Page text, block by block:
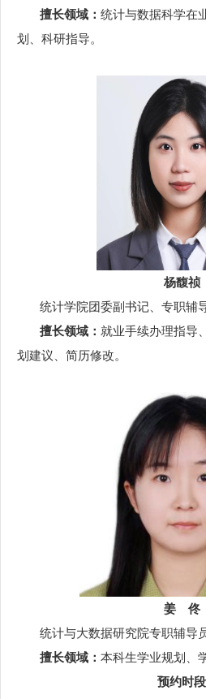
擅长领域： 统计与数据科学在
划、科研指导。
杨馥祯
统计学院团委副书记、专职辅
擅长领域： 就业手续办理指导
划建议、简历修改。
姜 佟
统计与大数据研究院专职辅导
擅长领域： 本科生学业规划、
预约时段